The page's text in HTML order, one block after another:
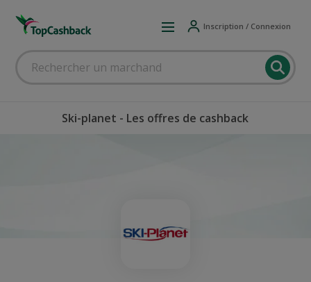
Inscription / Connexion
Ski-planet - Les offres de cashback